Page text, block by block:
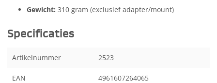
Gewicht: 310 gram (exclusief adapter/mount)
Specificaties
Artikelnummer 2523
EAN 4961607264065